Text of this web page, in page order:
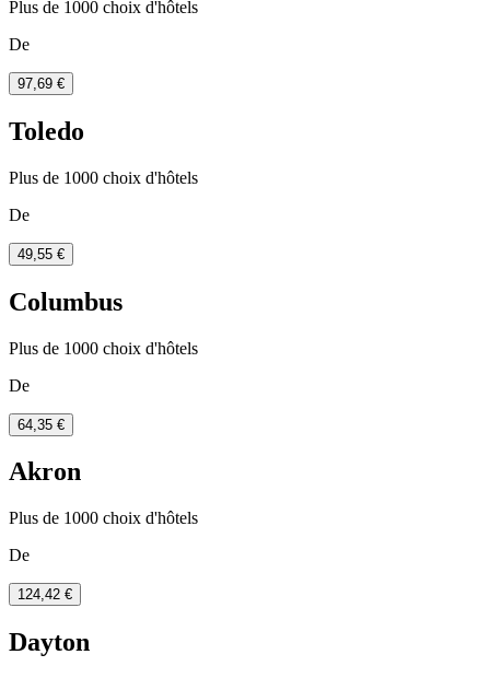
Plus de 1000 choix d'hôtels
De
97,69 €
Toledo
Plus de 1000 choix d'hôtels
De
49,55 €
Columbus
Plus de 1000 choix d'hôtels
De
64,35 €
Akron
Plus de 1000 choix d'hôtels
De
124,42 €
Dayton